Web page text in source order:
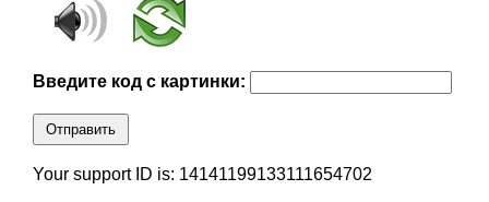
Введите код с картинки:
Отправить
Your support ID is: 14141199133111654702